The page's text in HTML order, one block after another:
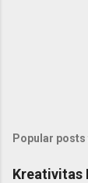
Popular
Kreativitas